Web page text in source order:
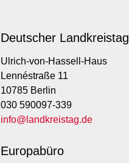
Deutscher Landkreistag
Ulrich-von-Hassell-Haus
Lennéstraße 11
10785 Berlin
030 590097-339
info@landkreistag.de
Europabüro